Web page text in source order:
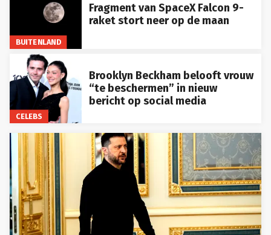
BUITENLAND
Fragment van SpaceX Falcon 9-
raket stort neer op de maan
CELEBS
Brooklyn Beckham belooft vrouw
“te beschermen” in nieuw
bericht op social media